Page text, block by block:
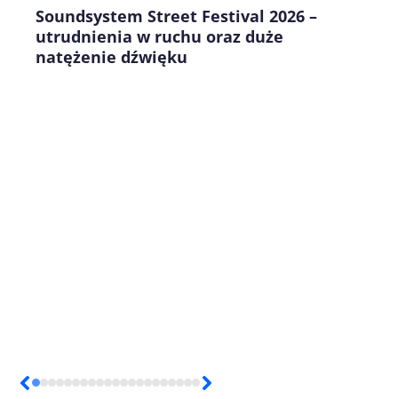
Soundsystem Street Festival 2026 –
utrudnienia w ruchu oraz duże
natężenie dźwięku